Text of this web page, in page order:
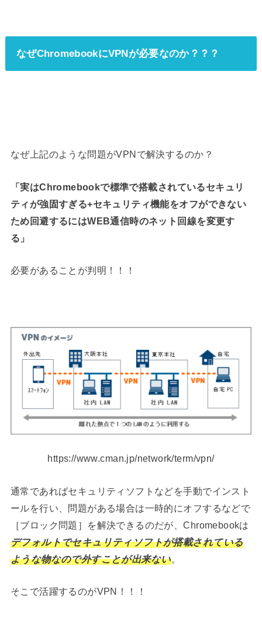
なぜChromebookにVPNが必要なのか？？？
なぜ上記のような問題がVPNで解決するのか？
「実はChromebookで標準で搭載されているセキュリ
ティが強固すぎる+セキュリティ機能をオフができない
ため回避するにはWEB通信時のネット回線を変更す
る」
必要があることが判明！！！
https://www.cman.jp/network/term/vpn/
通常であればセキュリティソフトなどを手動でインスト
ールを行い、問題がある場合は一時的にオフするなどで
［ブロック問題］を解決できるのだが、Chromebookは
デフォルトでセキュリティソフトが搭載されている
ような物なので外すことが出来ない。
そこで活躍するのがVPN！！！